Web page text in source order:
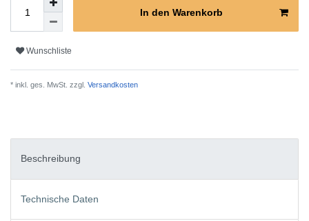
In den Warenkorb
Wunschliste
* inkl. ges. MwSt. zzgl. Versandkosten
Beschreibung
Technische Daten